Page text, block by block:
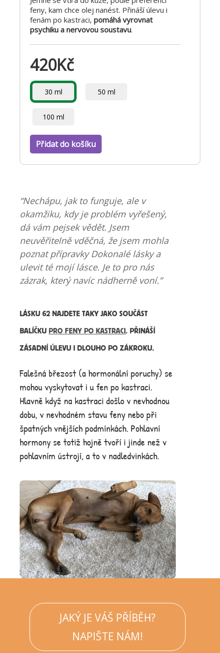
feny, kam chce olej nanést. Přináší úlevu i
fenám po kastraci, pomáhá vyrovnat
psychiku a nervovou soustavu.
420Kč
30 ml 50 ml
100 ml
Přidat do košíku
“Nechápu, jak to funguje, ale v
okamžiku, kdy je problém vyřešený,
dá vám pejsek vědět. Jsem
neuvěřitelně vděčná, že jsem mohla
poznat přípravky Dokonalé lásky a
ulevit té mojí lásce. Je to pro nás
zázrak, který navíc nádherně voní.”
LÁSKU 62 NAJDETE TAKY JAKO SOUČÁST
BALÍČKU PRO FENY PO KASTRACI . PŘINÁŠÍ
ZÁSADNÍ ÚLEVU I DLOUHO PO ZÁKROKU.
Falešná březost (a hormonální poruchy) se
mohou vyskytovat i u fen po kastraci.
Hlavně když na kastraci došlo v nevhodnou
dobu, v nevhodném stavu feny nebo při
špatných vnějších podmínkách. Pohlavní
hormony se totiž hojně tvoří i jinde než v
pohlavním ústrojí, a to v nadledvinkách.
JAKÝ JE VÁŠ PŘÍBĚH?
NAPIŠTE NÁM!